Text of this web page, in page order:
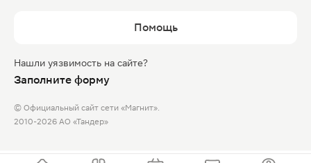
Помощь
Нашли уязвимость на сайте?
Заполните форму
© Официальный сайт сети «Магнит».
2010-2026 АО «Тандер»